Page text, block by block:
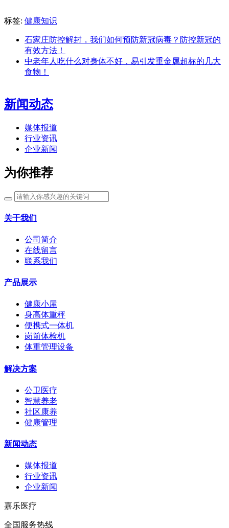
标签: 健康知识
石家庄防控解封，我们如何预防新冠病毒？防控新冠的
有效方法！
中老年人吃什么对身体不好，易引发重金属超标的几大
食物！
新闻动态
媒体报道
行业资讯
企业新闻
为你推荐
关于我们
公司简介
在线留言
联系我们
产品展示
健康小屋
身高体重秤
便携式一体机
岗前体检机
体重管理设备
解决方案
公卫医疗
智慧养老
社区康养
健康管理
新闻动态
媒体报道
行业资讯
企业新闻
嘉乐医疗
全国服务热线